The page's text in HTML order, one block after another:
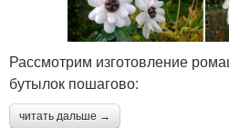
Рассмотрим изготовление
бутылок пошагово:
читать дальше →